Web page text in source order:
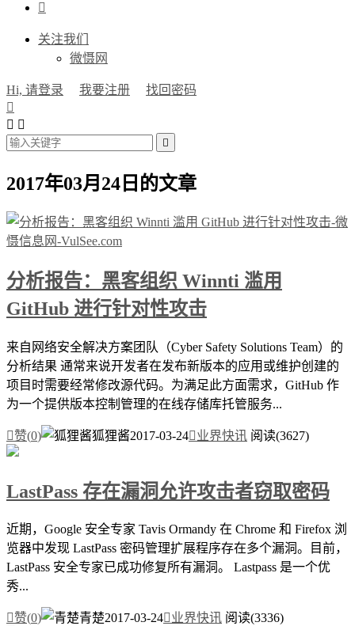

关注我们
微慑网
Hi, 请登录 我要注册
找回密码

 

2017年03月24日的文章
分析报告：黑客组织 Winnti 滥用
GitHub 进行针对性攻击
来自网络安全解决方案团队（Cyber Safety Solutions Team）的
分析结果 通常来说开发者在发布新版本的应用或维护创建的
项目时需要经常修改源代码。为满足此方面需求，GitHub 作
为一个提供版本控制管理的在线存储库托管服务...
赞(0) 狐狸酱2017-03-24业界快讯 阅读(3627)
LastPass 存在漏洞允许攻击者窃取密码
近期，Google 安全专家 Tavis Ormandy 在 Chrome 和 Firefox 浏
览器中发现 LastPass 密码管理扩展程序存在多个漏洞。目前，
LastPass 安全专家已成功修复所有漏洞。 Lastpass 是一个优
秀...
赞(0) 青楚2017-03-24业界快讯 阅读(3336)